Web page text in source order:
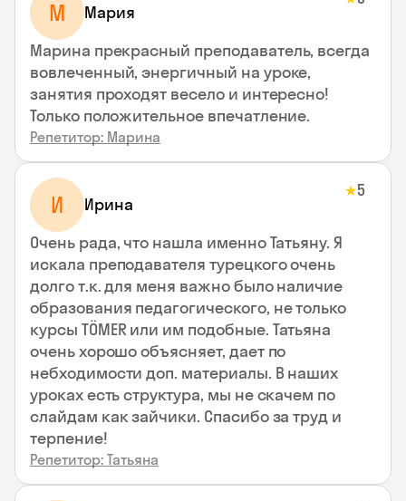
М Мария
Марина прекрасный преподаватель, всегда
вовлеченный, энергичный на уроке,
занятия проходят весело и интересно!
Только положительное впечатление.
Репетитор: Марина
И Ирина
★5
Очень рада, что нашла именно Татьяну. Я
искала преподавателя турецкого очень
долго т.к. для меня важно было наличие
образования педагогического, не только
курсы TÖMER или им подобные. Татьяна
очень хорошо объясняет, дает по
небходимости доп. материалы. В наших
уроках есть структура, мы не скачем по
слайдам как зайчики. Спасибо за труд и
терпение!
Репетитор: Татьяна